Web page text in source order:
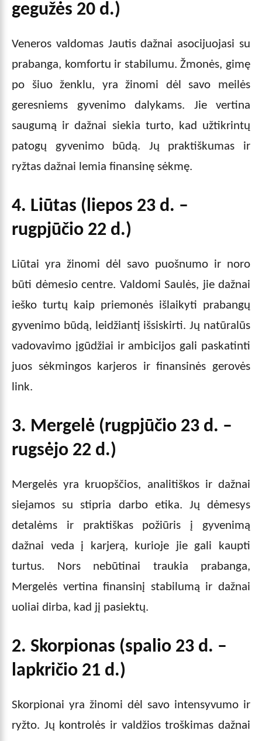
gegužės 20 d.)
Veneros valdomas Jautis dažnai asocijuojasi su
prabanga, komfortu ir stabilumu. Žmonės, gimę
po šiuo ženklu, yra žinomi dėl savo meilės
geresniems gyvenimo dalykams. Jie vertina
saugumą ir dažnai siekia turto, kad užtikrintų
patogų gyvenimo būdą. Jų praktiškumas ir
ryžtas dažnai lemia finansinę sėkmę.
4. Liūtas (liepos 23 d. –
rugpjūčio 22 d.)
Liūtai yra žinomi dėl savo puošnumo ir noro
būti dėmesio centre. Valdomi Saulės, jie dažnai
ieško turtų kaip priemonės išlaikyti prabangų
gyvenimo būdą, leidžiantį išsiskirti. Jų natūralūs
vadovavimo įgūdžiai ir ambicijos gali paskatinti
juos sėkmingos karjeros ir finansinės gerovės
link.
3. Mergelė (rugpjūčio 23 d. –
rugsėjo 22 d.)
Mergelės yra kruopščios, analitiškos ir dažnai
siejamos su stipria darbo etika. Jų dėmesys
detalėms ir praktiškas požiūris į gyvenimą
dažnai veda į karjerą, kurioje jie gali kaupti
turtus. Nors nebūtinai traukia prabanga,
Mergelės vertina finansinį stabilumą ir dažnai
uoliai dirba, kad jį pasiektų.
2. Skorpionas (spalio 23 d. –
lapkričio 21 d.)
Skorpionai yra žinomi dėl savo intensyvumo ir
ryžto. Jų kontrolės ir valdžios troškimas dažnai